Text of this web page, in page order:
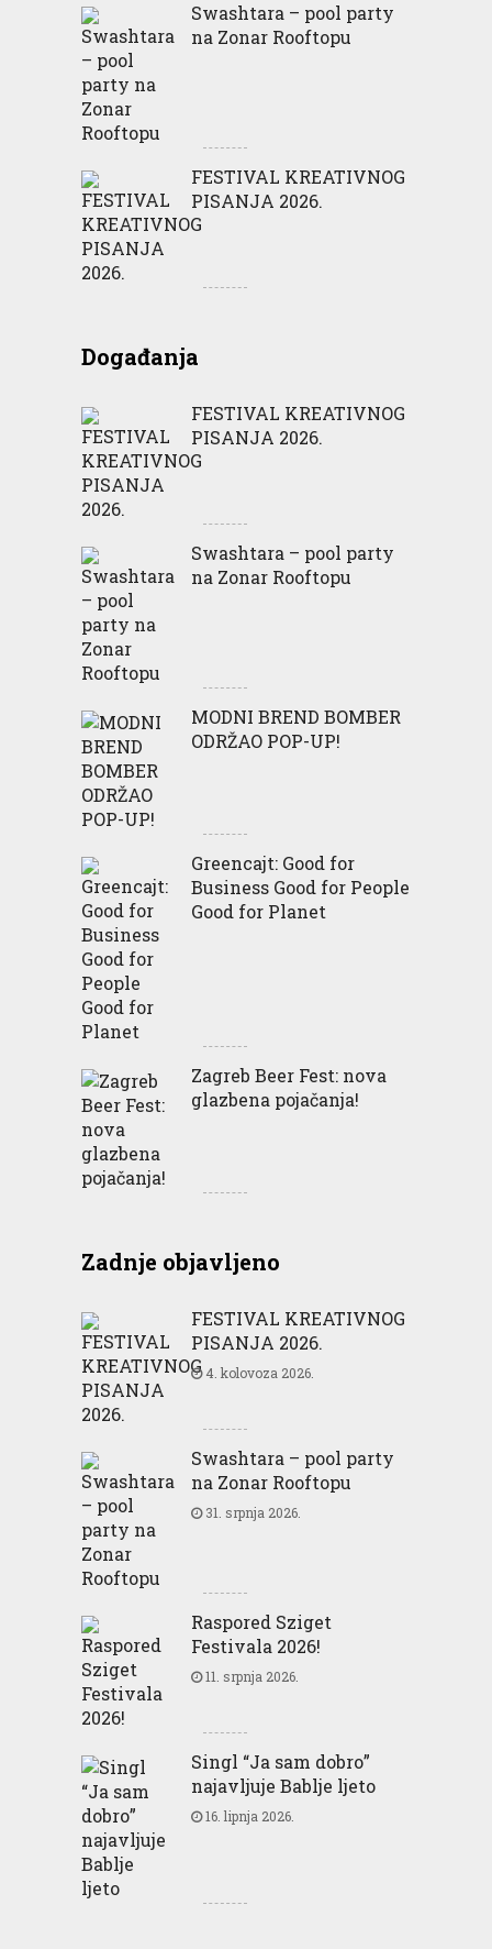
Swashtara – pool party
na Zonar Rooftopu
FESTIVAL KREATIVNOG
PISANJA 2026.
Događanja
FESTIVAL KREATIVNOG
PISANJA 2026.
Swashtara – pool party
na Zonar Rooftopu
MODNI BREND BOMBER
ODRŽAO POP-UP!
Greencajt: Good for
Business Good for People
Good for Planet
Zagreb Beer Fest: nova
glazbena pojačanja!
Zadnje objavljeno
FESTIVAL KREATIVNOG
PISANJA 2026.
4. kolovoza 2026.
Swashtara – pool party
na Zonar Rooftopu
31. srpnja 2026.
Raspored Sziget
Festivala 2026!
11. srpnja 2026.
Singl “Ja sam dobro”
najavljuje Bablje ljeto
16. lipnja 2026.